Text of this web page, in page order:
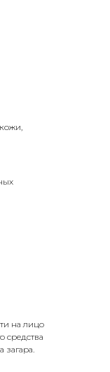
на лицо
средства
загара.